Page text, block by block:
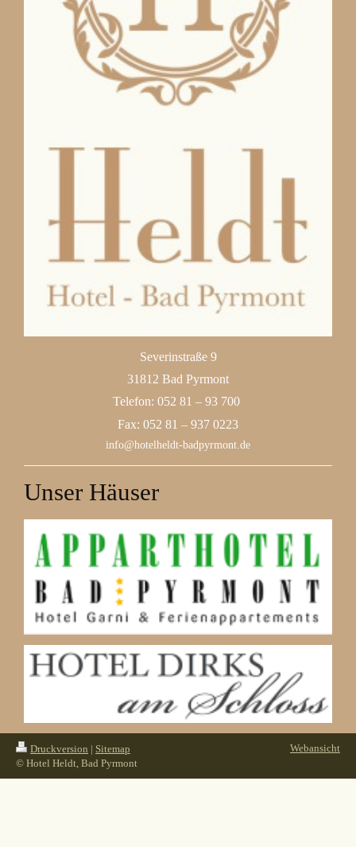
Severinstraße 9
31812 Bad Pyrmont
Telefon: 052 81 – 93 700
Fax: 052 81 – 937 0223
info@hotelheldt-badpyrmont.de
Unser Häuser
Druckversion | Sitemap
© Hotel Heldt, Bad Pyrmont
Webansicht